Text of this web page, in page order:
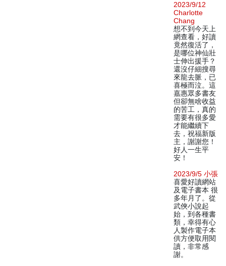
2023/9/12
Charlotte
Chang
想不到今天上
網查看，好讀
竟然復活了，
是哪位神仙壯
士伸出援手？
還沒仔細搜尋
來龍去脈，已
喜極而泣。這
嘉惠眾多書友
但卻無啥收益
的苦工，真的
需要有很多愛
才能繼續下
去，祝福新版
主，謝謝您！
好人一生平
安！
2023/9/5 小張
喜愛好讀網站
及電子書本 很
多年月了。從
武俠小說起
始，到各種書
類，幸得有心
人製作電子本
供方便取用閱
讀，非常感
謝。